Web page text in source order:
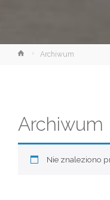
StronaArchiwum
Archiwum
Nie znaleziono